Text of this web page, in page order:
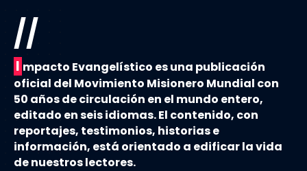
//
I mpacto Evangelístico es una publicación
oficial del Movimiento Misionero Mundial con
50 años de circulación en el mundo entero,
editado en seis idiomas. El contenido, con
reportajes, testimonios, historias e
información, está orientado a edificar la vida
de nuestros lectores.